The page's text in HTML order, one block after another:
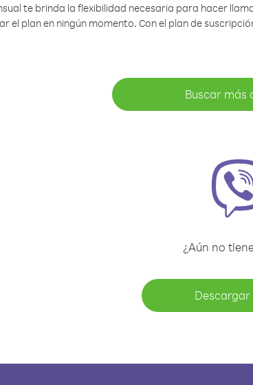
te brinda la flexibilidad necesaria para hacer
el plan en ningún momento. Con el plan de
Buscar más
¿Aún no